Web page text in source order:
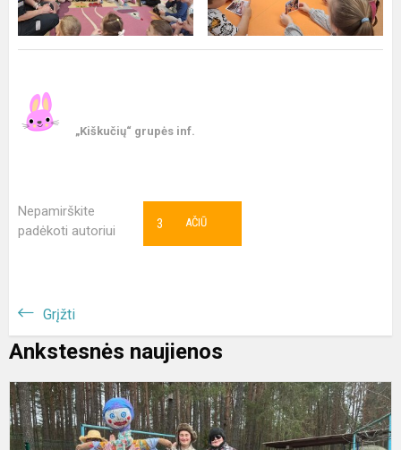
„Kiškučių“ grupės inf.
Nepamirškite
padėkoti autoriui
AČIŪ
3
Grįžti
Ankstesnės naujienos